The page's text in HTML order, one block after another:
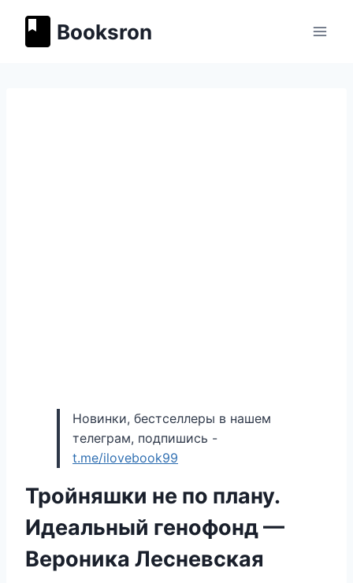
содержимому
Booksron
Новинки, бестселлеры в нашем
телеграм, подпишись -
t.me/ilovebook99
Тройняшки не по плану.
Идеальный генофонд —
Вероника Лесневская